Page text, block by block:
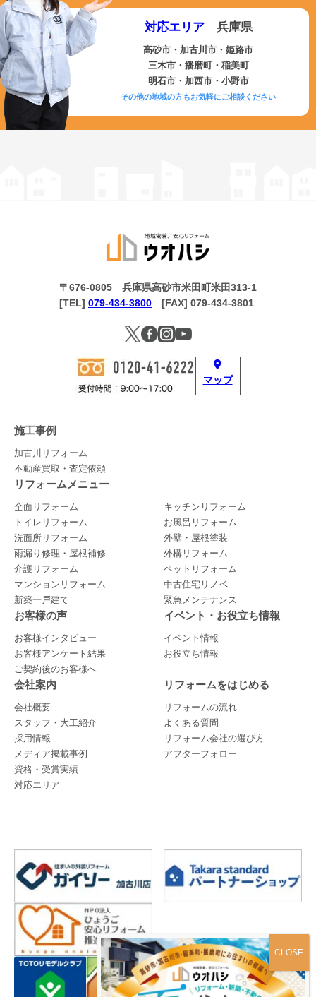
対応エリア兵庫県
高砂市・加古川市・姫路市
三木市・播磨町・稲美町
明石市・加西市・小野市
その他の地域の方もお気軽にご相談ください
マップ
〒676-0805 兵庫県高砂市米田町米田313-1
[TEL] 079-434-3800 [FAX] 079-434-3801
施工事例
加古川リフォーム
不動産買取・査定依頼
リフォームメニュー
全面リフォーム
キッチンリフォーム
トイレリフォーム
お風呂リフォーム
洗面所リフォーム
外壁・屋根塗装
雨漏り修理・屋根補修
外構リフォーム
介護リフォーム
ペットリフォーム
マンションリフォーム
中古住宅リノベ
新築一戸建て
緊急メンテナンス
お客様の声
お客様インタビュー
お客様アンケート結果
ご契約後のお客様へ
イベント・お役立ち情報
イベント情報
お役立ち情報
会社案内
会社概要
スタッフ・大工紹介
採用情報
メディア掲載事例
資格・受賞実績
対応エリア
リフォームをはじめる
リフォームの流れ
よくある質問
リフォーム会社の選び方
アフターフォロー